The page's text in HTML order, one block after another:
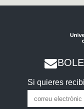
Si quieres